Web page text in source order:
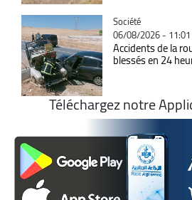
Catégorie
Société
06/08/2026 - 11:01
Accidents de la
blessés en 24
Téléchargez notre